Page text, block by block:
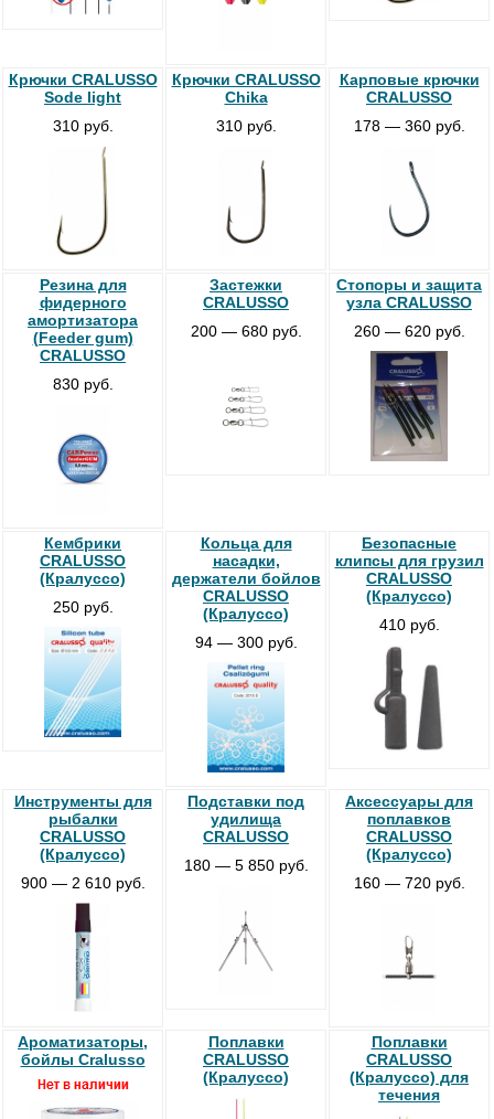
Крючки CRALUSSO
Sode light
310 руб.
Крючки CRALUSSO
Chika
310 руб.
Карповые крючки
CRALUSSO
178 — 360 руб.
Резина для
фидерного
амортизатора
(Feeder gum)
CRALUSSO
830 руб.
Застежки
CRALUSSO
200 — 680 руб.
Стопоры и защита
узла CRALUSSO
260 — 620 руб.
Кембрики
CRALUSSO
(Кралуссо)
250 руб.
Кольца для
насадки,
держатели бойлов
CRALUSSO
(Кралуссо)
94 — 300 руб.
Безопасные
клипсы для грузил
CRALUSSO
(Кралуссо)
410 руб.
Инструменты для
рыбалки
CRALUSSO
(Кралуссо)
900 — 2 610 руб.
Подставки под
удилища
CRALUSSO
180 — 5 850 руб.
Аксессуары для
поплавков
CRALUSSO
(Кралуссо)
160 — 720 руб.
Ароматизаторы,
бойлы Cralusso
Поплавки
CRALUSSO
(Кралуссо)
Поплавки
CRALUSSO
(Кралуссо) для
течения